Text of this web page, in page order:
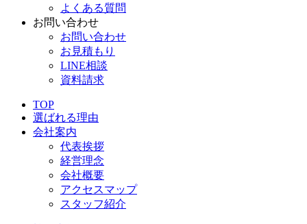
よくある質問
お問い合わせ
お問い合わせ
お見積もり
LINE相談
資料請求
TOP
選ばれる理由
会社案内
代表挨拶
経営理念
会社概要
アクセスマップ
スタッフ紹介